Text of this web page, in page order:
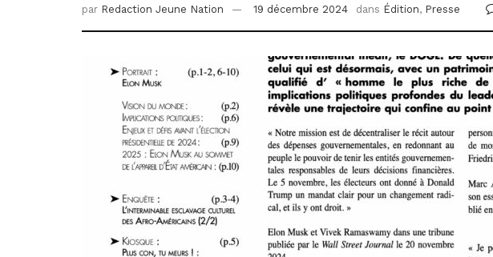
par Redaction Jeune Nation 19 décembre 2024 dans Édition, Presse